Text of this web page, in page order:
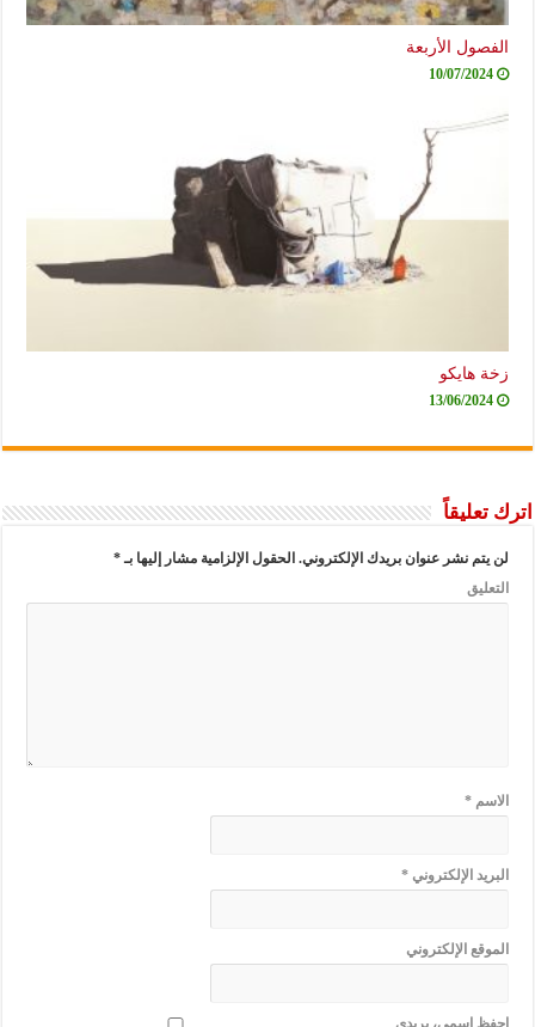
الفصول الأربعة
10/07/2024
زخة هايكو
13/06/2024
اترك تعليقاً
لن يتم نشر عنوان بريدك الإلكتروني. الحقول الإلزامية مشار إليها بـ*
التعليق
الاسم*
البريد الإلكتروني*
الموقع الإلكتروني